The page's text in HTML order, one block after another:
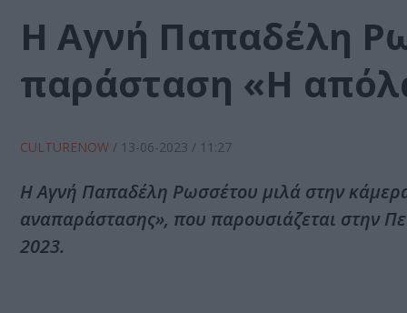
Η Αγνή Παπαδέλη
παράσταση «Η
CULTURENOW / 13-06-2023 / 11:27
Η Αγνή Παπαδέλη Ρωσσέτου μιλά στην
αναπαράστασης», που παρουσιάζεται στην
2023.